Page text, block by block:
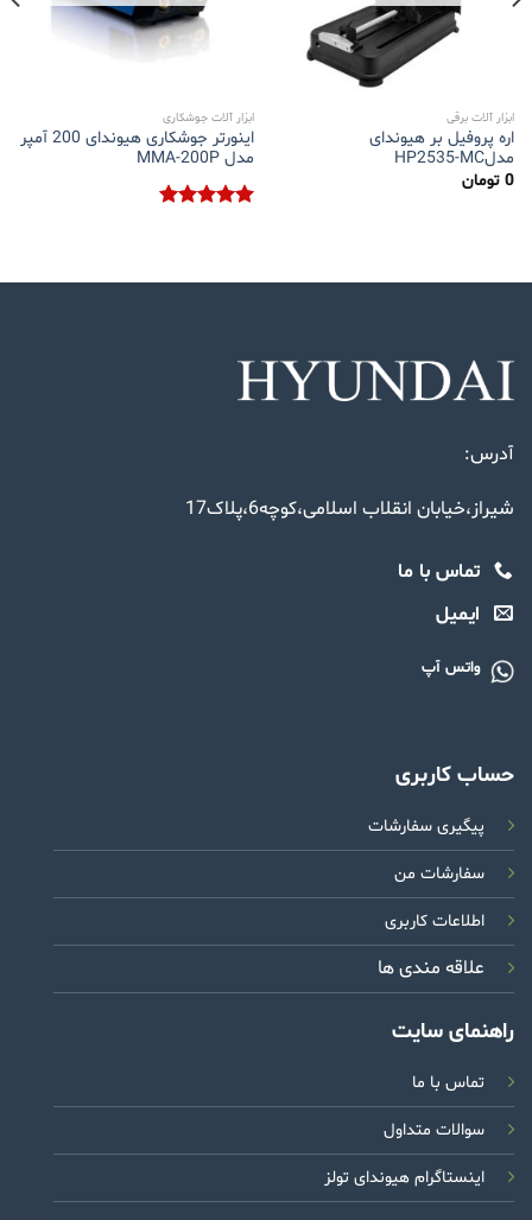
ابزار آلات برقی
اره پروفیل بر هیوندای
مدلHP2535-MC
0 تومان
ابزار آلات جوشکاری
اینورتر جوشکاری هیوندای 200 آمپر
مدل MMA-200P
آدرس:
شیراز،خیابان انقلاب اسلامی،کوچه6،پلاک17
تماس با ما
ایمیل
واتس آپ
حساب کاربری
پیگیری سفارشات
سفارشات من
اطلاعات کاربری
علاقه مندی ها
راهنمای سایت
تماس با ما
سوالات متداول
اینستاگرام هیوندای تولز